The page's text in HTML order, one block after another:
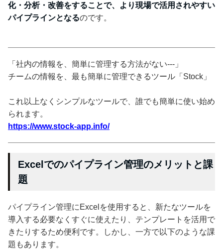
化・分析・改善をすることで、より現場で活用されやすい
パイプラインとなるのです。
「社内の情報を、簡単に管理する方法がない---」
チームの情報を、最も簡単に管理できるツール「Stock」
これ以上なくシンプルなツールで、誰でも簡単に使い始め
られます。
https://www.stock-app.info/
Excelでのパイプライン管理のメリットと課
題
パイプライン管理にExcelを使用すると、新たなツールを
導入する必要なくすぐに使えたり、テンプレートを活用で
きたりするため便利です。しかし、一方で以下のような課
題もあります。